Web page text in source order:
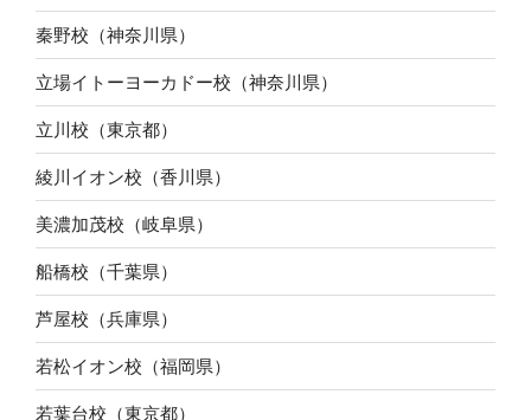
秦野校（神奈川県）
立場イトーヨーカドー校（神奈川県）
立川校（東京都）
綾川イオン校（香川県）
美濃加茂校（岐阜県）
船橋校（千葉県）
芦屋校（兵庫県）
若松イオン校（福岡県）
若葉台校（東京都）